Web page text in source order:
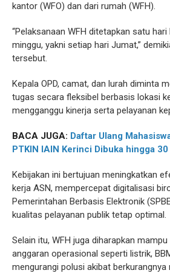
kantor (WFO) dan dari rumah (WFH).
“Pelaksanaan WFH ditetapkan satu
minggu, yakni setiap hari Jumat,”
tersebut.
Kepala OPD, camat, dan lurah diminta
tugas secara fleksibel berbasis lokasi
mengganggu kinerja serta pelayanan
BACA JUGA: Daftar Ulang
PTKIN IAIN Kerinci Dibuka hingga
Kebijakan ini bertujuan meningkatkan
kerja ASN, mempercepat digitalisasi
Pemerintahan Berbasis Elektronik
kualitas pelayanan publik tetap optimal.
Selain itu, WFH juga diharapkan
anggaran operasional seperti listrik,
mengurangi polusi akibat berkurangnya